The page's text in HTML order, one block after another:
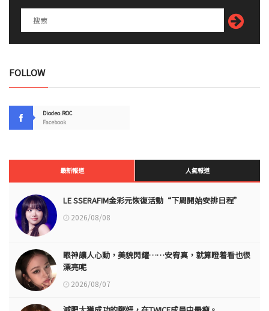
FOLLOW
Diodeo.ROC
Facebook
最新報道 人氣報道
LE SSERAFIM金彩元恢復活動“下周開始安排日程”
2026/08/08
眼神讓人心動，美貌閃耀……安宥真，就算瞪着看也很
漂亮呢
2026/08/07